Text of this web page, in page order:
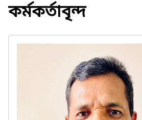
কর্মকর্তাবৃন্দ